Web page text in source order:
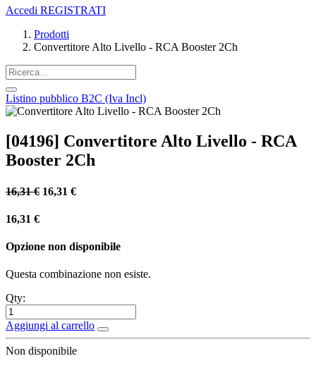
Accedi REGISTRATI
Prodotti
Convertitore Alto Livello - RCA Booster 2Ch
Listino pubblico B2C (Iva Incl)
[04196] Convertitore Alto Livello - RCA
Booster 2Ch
16,31€ 16,31 €
16,31 €
Opzione non disponibile
Questa combinazione non esiste.
Qty:
Aggiungi al carrello
Non disponibile